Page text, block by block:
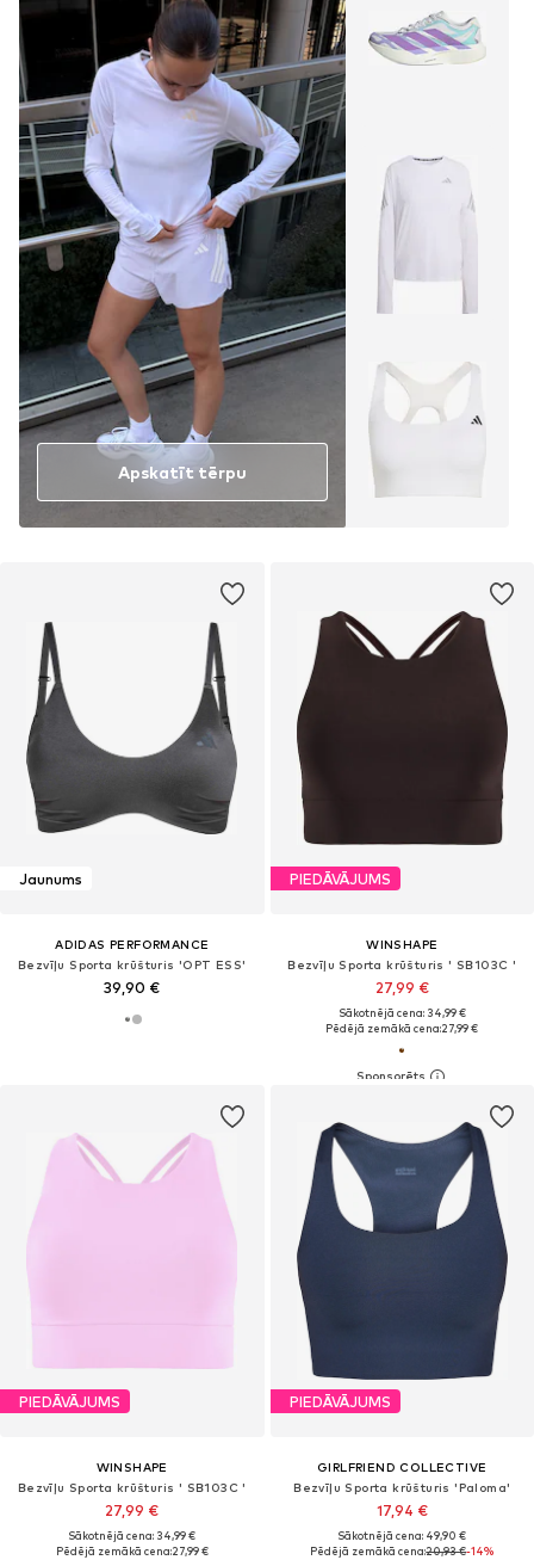
Apskatīt tērpu
Jaunums
ADIDAS PERFORMANCE
Bezvīļu Sporta krūšturis 'OPT ESS'
39,90 €
PIEDĀVĀJUMS
WINSHAPE
Bezvīļu Sporta krūšturis ' SB103C '
27,99 €
Sākotnējā cena: 34,99 €
Pēdējā zemākā cena:27,99 €
PIEDĀVĀJUMS
WINSHAPE
Bezvīļu Sporta krūšturis ' SB103C '
27,99 €
Sākotnējā cena: 34,99 €
Pēdējā zemākā cena:27,99 €
PIEDĀVĀJUMS
GIRLFRIEND COLLECTIVE
Bezvīļu Sporta krūšturis 'Paloma'
17,94 €
Sākotnējā cena: 49,90 €
Pēdējā zemākā cena:20,93 €-14%